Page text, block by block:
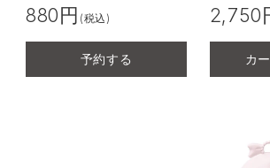
880円 (税込)
予約する
2,750
カ